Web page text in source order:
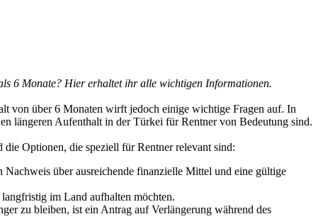
6 Monate? Hier erhaltet ihr alle wichtigen Informationen.
von über 6 Monaten wirft jedoch einige wichtige Fragen auf. In
längeren Aufenthalt in der Türkei für Rentner von Bedeutung sind.
Optionen, die speziell für Rentner relevant sind:
über ausreichende finanzielle Mittel und eine gültige
im Land aufhalten möchten.
zu bleiben, ist ein Antrag auf Verlängerung während des